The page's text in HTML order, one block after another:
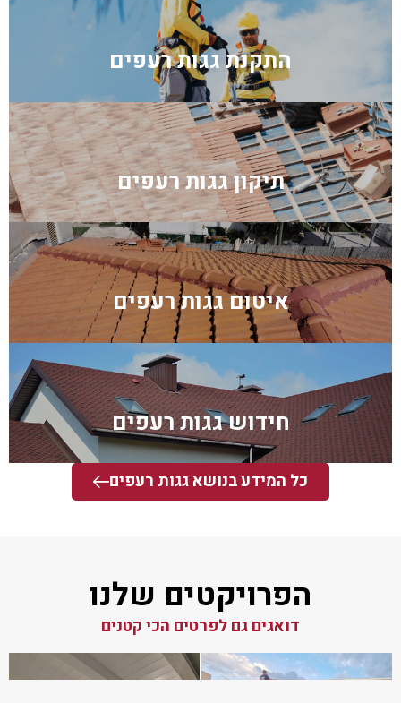
התקנת גגות רעפים
תיקון גגות רעפים
איטום גגות רעפים
חידוש גגות רעפים
כל המידע בנושא גגות רעפים
הפרויקטים שלנו
דואגים גם לפרטים הכי קטנים